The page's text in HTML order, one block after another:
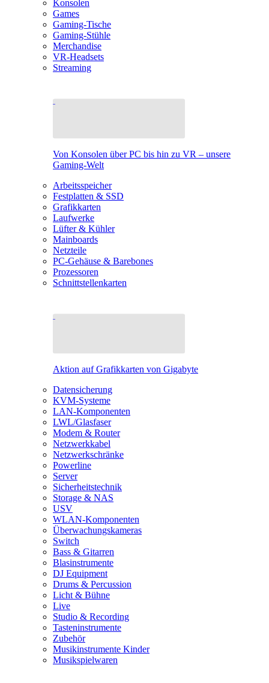
Konsolen
Games
Gaming-Tische
Gaming-Stühle
Merchandise
VR-Headsets
Streaming
Von Konsolen über PC bis hin zu VR – unsere
Gaming-Welt
Arbeitsspeicher
Festplatten & SSD
Grafikkarten
Laufwerke
Lüfter & Kühler
Mainboards
Netzteile
PC-Gehäuse & Barebones
Prozessoren
Schnittstellenkarten
Aktion auf Grafikkarten von Gigabyte
Datensicherung
KVM-Systeme
LAN-Komponenten
LWL/Glasfaser
Modem & Router
Netzwerkkabel
Netzwerkschränke
Powerline
Server
Sicherheitstechnik
Storage & NAS
USV
WLAN-Komponenten
Überwachungskameras
Switch
Bass & Gitarren
Blasinstrumente
DJ Equipment
Drums & Percussion
Licht & Bühne
Live
Studio & Recording
Tasteninstrumente
Zubehör
Musikinstrumente Kinder
Musikspielwaren